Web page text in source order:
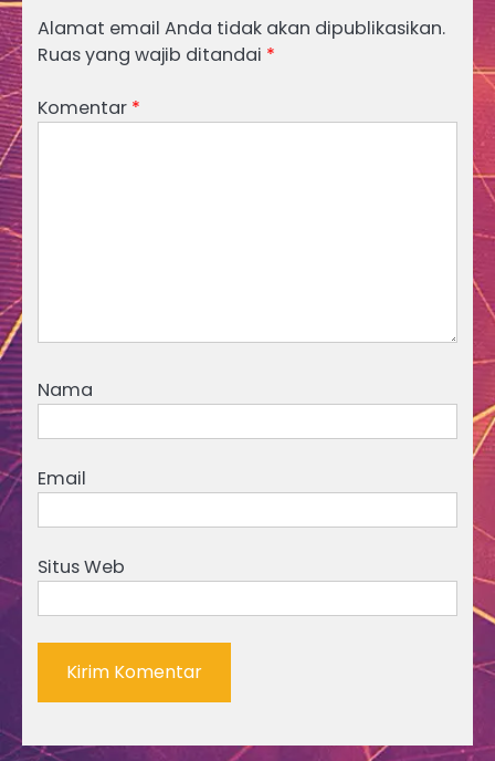
Alamat email Anda tidak akan dipublikasikan.
Ruas yang wajib ditandai *
Komentar *
Nama
Email
Situs Web